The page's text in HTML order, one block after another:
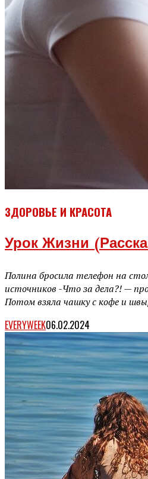
ЗДОРОВЬЕ И КРАСОТА
Урок Жизни
Полина бросила телефон на
источников -Что за дела?! —
Потом взяла чашку с кофе и
EVERYWEEK06.02.2024